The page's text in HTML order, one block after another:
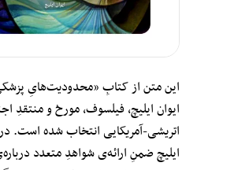
این متن از کتابِ «محدودیت‌هایِ
ایوان ایلیچ، فیلسوف، مورخ و منتقدِ
اتریشی-آمریکایی انتخاب شده است.
ایلیچ ضمنِ ارائه‌ی شواهدِ متعدد